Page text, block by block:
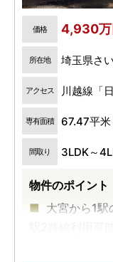
価格 4,930万
所在地 埼玉県さ
アクセス 川越線「
専有面積 67.47平
間取り 3LDK～
物件のポイント
大宮から1
駅2路線利用可